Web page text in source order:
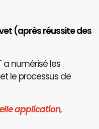
(après réussite des
a numérisé les
le processus de
application,